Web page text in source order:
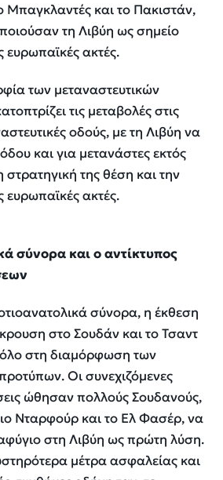
Μπαγκλαντές και το Πακιστάν,
τη Λιβύη ως σημείο
ευρωπαϊκές ακτές.
των μεταναστευτικών
τις μεταβολές στις
οδούς, με τη Λιβύη να
και για μετανάστες εκτός
της θέση και την
ευρωπαϊκές ακτές.
σύνορα και ο αντίκτυπος
σύνορα, η έκθεση
στο Σουδάν και το Τσαντ
στη διαμόρφωση των
Οι συνεχιζόμενες
ώθησαν πολλούς Σουδανούς,
Νταρφούρ και το Ελ Φασέρ, να
στη Λιβύη ως πρώτη λύση.
μέτρα ασφαλείας και